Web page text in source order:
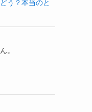
う？本当のと
。